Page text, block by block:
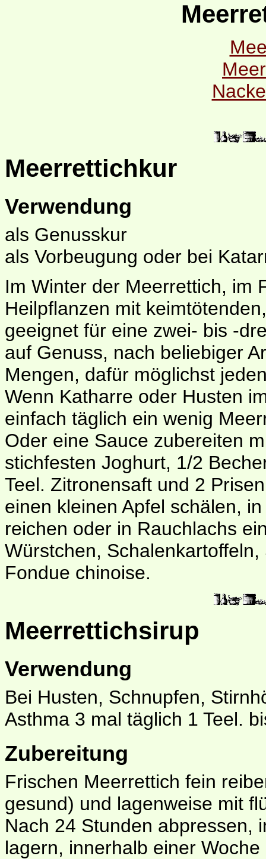
Meerrettichkur
Verwendung
als Genusskur
als Vorbeugung oder bei
Im Winter der Meerrettich, im
Heilpflanzen mit
geeignet für eine zwei- bis -
auf Genuss, nach beliebiger
Mengen, dafür möglichst
Wenn Katharre oder Husten
einfach täglich ein wenig
Oder eine Sauce zubereiten
stichfesten Joghurt, 1/2
Teel. Zitronensaft und 2
einen kleinen Apfel schälen,
reichen oder in Rauchlachs
Würstchen,
Fondue chinoise.
Meerrettichsirup
Verwendung
Bei Husten, Schnupfen,
Asthma 3 mal täglich 1 Teel.
Zubereitung
Frischen Meerrettich fein
gesund) und lagenweise mit
Nach 24 Stunden abpressen,
lagern, innerhalb einer